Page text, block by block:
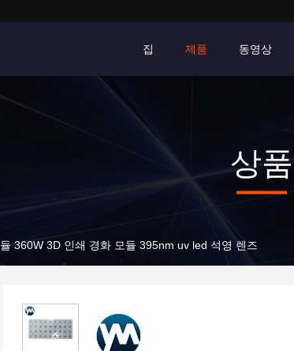
집 제품 동영상
상품
360W 3D 인쇄 경화 모듈 395nm uv led 석영 렌즈